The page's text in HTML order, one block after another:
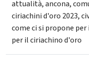
attualità,ancona,
ciriachini d'oro 2023,
come ci si propone
per il ciriachino d'oro